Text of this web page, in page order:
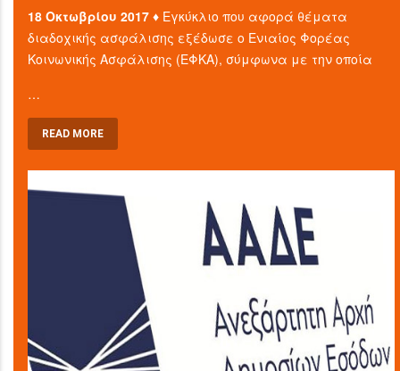
18 Οκτωβρίου 2017 ♦ Εγκύκλιο που αφορά θέματα
διαδοχικής ασφάλισης εξέδωσε ο Ενιαίος Φορέας
Κοινωνικής Ασφάλισης (ΕΦΚΑ), σύμφωνα με την οποία
…
READ MORE